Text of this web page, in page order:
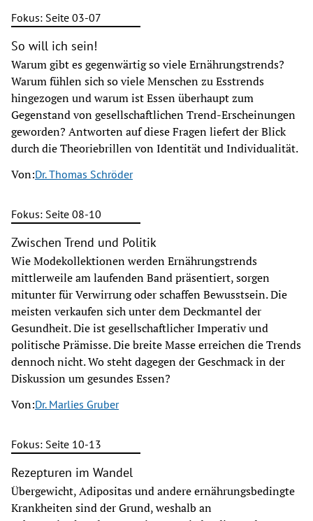
Fokus: Seite 03-07
So will ich sein!
Warum gibt es gegenwärtig so viele Ernährungstrends?
Warum fühlen sich so viele Menschen zu Esstrends
hingezogen und warum ist Essen überhaupt zum
Gegenstand von gesellschaftlichen Trend-Erscheinungen
geworden? Antworten auf diese Fragen liefert der Blick
durch die Theoriebrillen von Identität und Individualität.
Von:Dr. Thomas Schröder
Fokus: Seite 08-10
Zwischen Trend und Politik
Wie Modekollektionen werden Ernährungstrends
mittlerweile am laufenden Band präsentiert, sorgen
mitunter für Verwirrung oder schaffen Bewusstsein. Die
meisten verkaufen sich unter dem Deckmantel der
Gesundheit. Die ist gesellschaftlicher Imperativ und
politische Prämisse. Die breite Masse erreichen die Trends
dennoch nicht. Wo steht dagegen der Geschmack in der
Diskussion um gesundes Essen?
Von:Dr. Marlies Gruber
Fokus: Seite 10-13
Rezepturen im Wandel
Übergewicht, Adipositas und andere ernährungsbedingte
Krankheiten sind der Grund, weshalb an